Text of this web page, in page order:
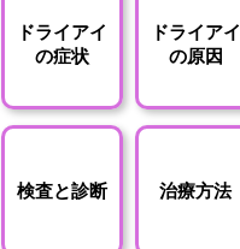
ドライアイ
の症状
ドライアイ
の原因
検査と診断 治療方法